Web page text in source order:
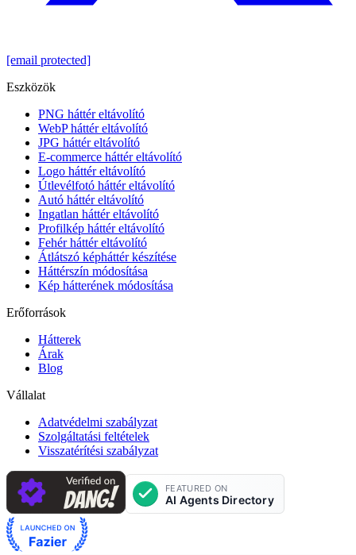
[email protected]
Eszközök
PNG háttér eltávolító
WebP háttér eltávolító
JPG háttér eltávolító
E-commerce háttér eltávolító
Logo háttér eltávolító
Útlevélfotó háttér eltávolító
Autó háttér eltávolító
Ingatlan háttér eltávolító
Profilkép háttér eltávolító
Fehér háttér eltávolító
Átlátszó képháttér készítése
Háttérszín módosítása
Kép hátterének módosítása
Erőforrások
Hátterek
Árak
Blog
Vállalat
Adatvédelmi szabályzat
Szolgáltatási feltételek
Visszatérítési szabályzat